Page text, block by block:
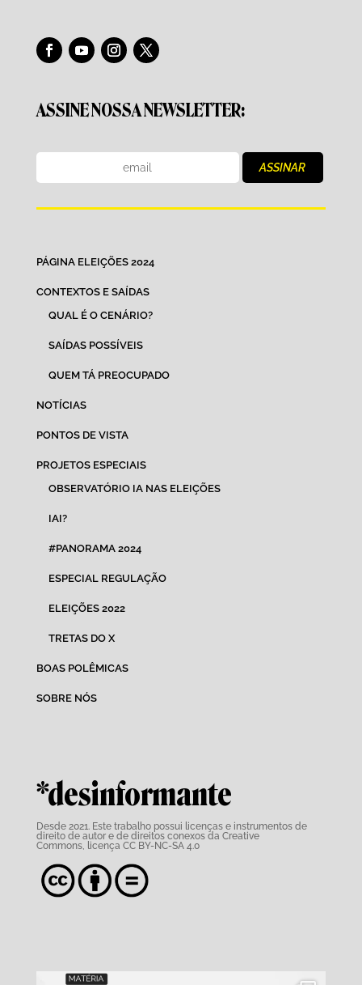
ASSINE NOSSA NEWSLETTER:
PÁGINA ELEIÇÕES 2024
CONTEXTOS E SAÍDAS
QUAL É O CENÁRIO?
SAÍDAS POSSÍVEIS
QUEM TÁ PREOCUPADO
NOTÍCIAS
PONTOS DE VISTA
PROJETOS ESPECIAIS
OBSERVATÓRIO IA NAS ELEIÇÕES
IAI?
#PANORAMA 2024
ESPECIAL REGULAÇÃO
ELEIÇÕES 2022
TRETAS DO X
BOAS POLÊMICAS
SOBRE NÓS
*desinformante
Desde 2021. Este trabalho possui licenças e instrumentos de
direito de autor e de direitos conexos da Creative
Commons,
licença CC BY-NC-SA 4.0